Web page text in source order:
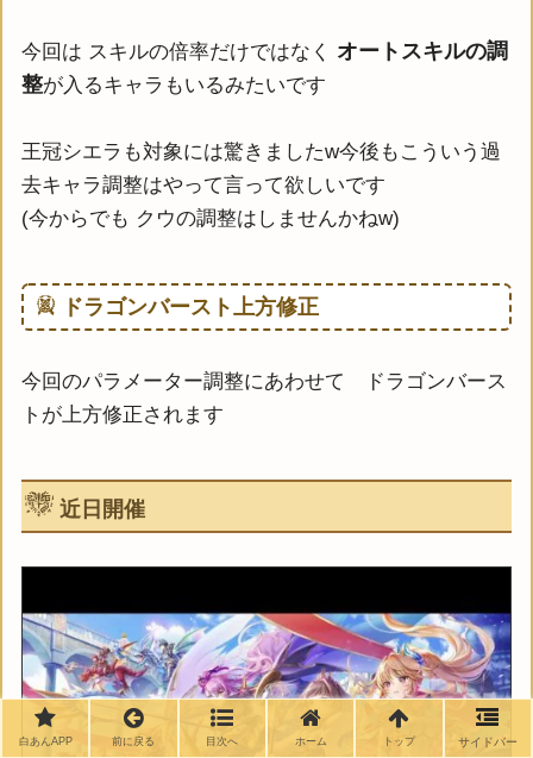
今回は スキルの倍率だけではなく オートスキルの調
整が入るキャラもいるみたいです
王冠シエラも対象には驚きましたw今後もこういう過
去キャラ調整はやって言って欲しいです
(今からでも クウの調整はしませんかねw)
ドラゴンバースト上方修正
今回のパラメーター調整にあわせて ドラゴンバース
トが上方修正されます
近日開催
白あんAPP 前に戻る 目次へ ホーム トップ サイドバー